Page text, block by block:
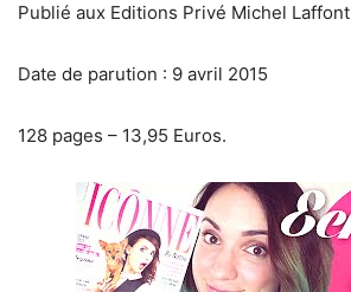
Publié aux Editions Privé Michel Laffont
Date de parution : 9 avril 2015
128 pages – 13,95 Euros.